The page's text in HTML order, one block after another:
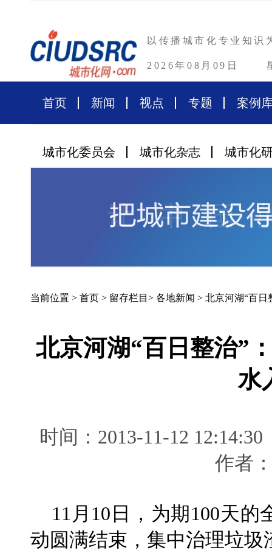
以传播城市化专业知识
2026年08月09日
首页 新闻 视点 专题 案例
城市化委员会 城市化杂志 城市化
当前位置 > 首页 > 留存栏目 > 各地新闻 > 北京河湖“百日
北京河湖“百日整治”
水
时间：2013-11-12
作者
11月10日，为期100天的
动圆满结束，集中治理垃